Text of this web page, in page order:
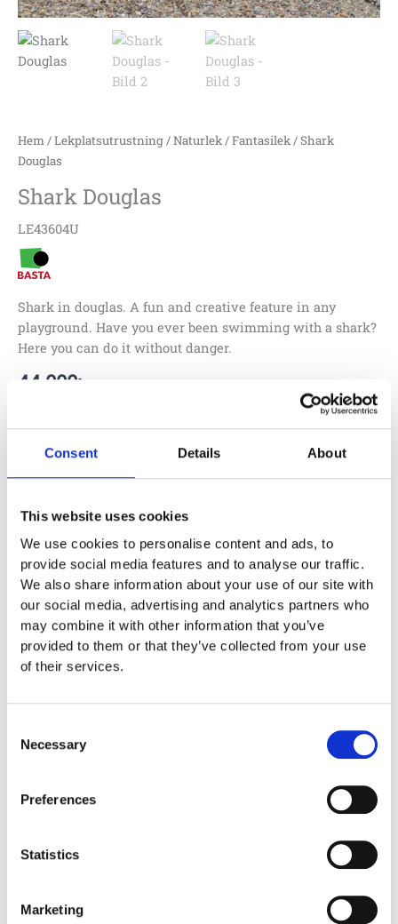
Consent Details About
This website uses cookies
We use cookies to personalise content and ads, to
provide social media features and to analyse our traffic.
We also share information about your use of our site with
our social media, advertising and analytics partners who
may combine it with other information that you’ve
provided to them or that they’ve collected from your use
of their services.
Selection
Necessary
Preferences
Statistics
Marketing
Hem/Lekplatsutrustning/Naturlek/Fantasilek/ Shark
Douglas
Shark Douglas
LE43604U
Shark in douglas. A fun and creative feature in any
playground. Have you ever been swimming with a shark?
Here you can do it without danger.
44 000:-
Specifikationer
0,4 m
6,8 x 4,3 m
Material
Douglasträ
DWG, produktblad, teknisk information, bilder etc.